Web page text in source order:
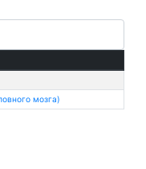
мозга)